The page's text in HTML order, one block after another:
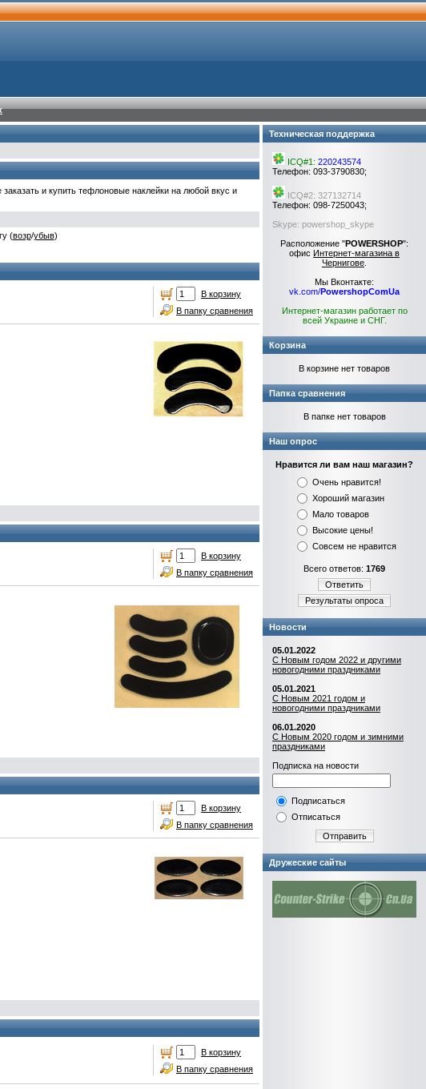
и купить тефлоновые наклейки на любой вкус и
(возр/убыв)
В корзину
В папку сравнения
В корзину
В папку сравнения
В корзину
В папку сравнения
В корзину
В папку сравнения
Техническая поддержка
ICQ#1: 220243574
Телефон: 093-3790830;
ICQ#2: 327132714
Телефон: 098-7250043;
Skype: powershop_skype
Расположение "POWERSHOP":
офис Интернет-магазина в
Чернигове
Мы Вконтакте:
vk.com/PowershopComUa
Интернет-магазин работает по
всей Украине и СНГ.
Корзина
В корзине нет товаров
Папка сравнения
В папке нет товаров
Наш опрос
Нравится ли вам наш магазин?
Очень нравится!
Хороший магазин
Мало товаров
Высокие цены!
Совсем не нравится
Всего ответов: 1769
Ответить
Результаты опроса
Новости
05.01.2022
С Новым годом 2022 и другими
новогодними праздниками
05.01.2021
С Новым 2021 годом и
новогодними праздниками
06.01.2020
С Новым 2020 годом и зимними
праздниками
Подписка на новости
Подписаться
Отписаться
Отправить
Дружеские сайты